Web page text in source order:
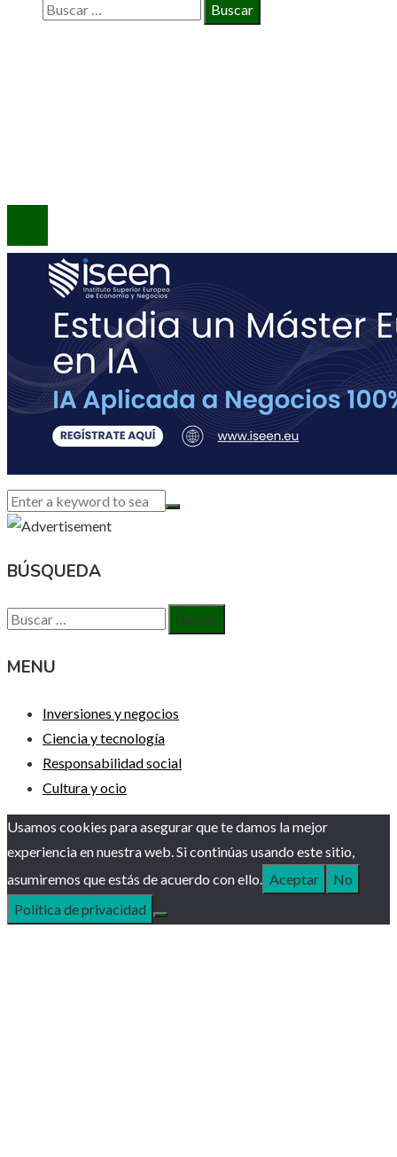
Buscar:
BÚSQUEDA
Buscar:
MENU
Inversiones y negocios
Ciencia y tecnología
Responsabilidad social
Cultura y ocio
Usamos cookies para asegurar que te damos la mejor
experiencia en nuestra web. Si continúas usando este sitio,
asumiremos que estás de acuerdo con ello.
Aceptar
No
Política de privacidad